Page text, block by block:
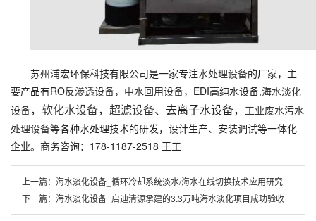
苏州浦宏环保科技有限公司是一家专注水处理设备的厂家，主
要产品有RO反渗透设备， 中水回用设备，EDI高纯水设备,海水淡化
设备， 软化水设备， 超滤设备、去离子水设备， 工业废水污水
处理设备等各种水处理技术的研发，设计生产、安装调试等一体化
企业。商务咨询：178-1187-2518 王工
上一篇： 海水淡化设备_循环冷却系统淡水/海水在线切换技术应用研究
下一篇： 海水淡化设备_启迪清源承建的3.3万吨海水淡化项目成功验收